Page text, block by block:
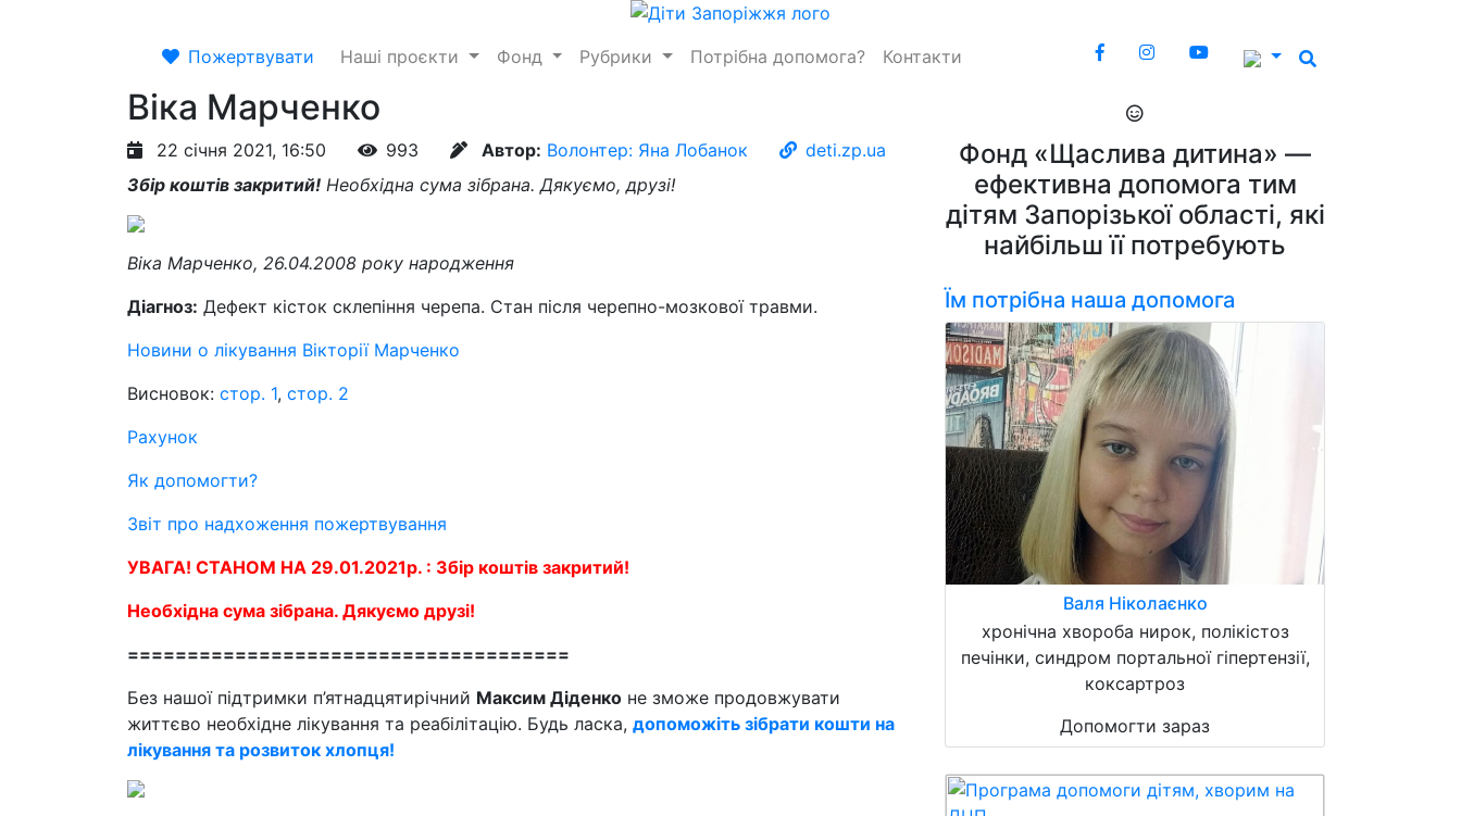
Пожертвувати Наші проєкти Фонд Рубрики Потрібна допомога? Контакти
Віка Марченко
22 січня 2021, 16:50 993 Автор: Волонтер: Яна Лобанок
deti.zp.ua
Збір коштів закритий! Необхідна сума зібрана. Дякуємо, друзі!
Віка Марченко, 26.04.2008 року народження
Діагноз: Дефект кісток склепіння черепа. Стан після черепно-мозкової травми.
Новини о лікування Вікторії Марченко
Висновок: стор. 1, стор. 2
Рахунок
Як допомогти?
Звіт про надхоження пожертвування
УВАГА! СТАНОМ НА 29.01.2021р. : Збір коштів закритий!
Необхідна сума зібрана. Дякуємо друзі!
=====================================
Без нашої підтримки п’ятнадцятирічний Максим Діденко не зможе продовжувати
життєво необхідне лікування та реабілітацію. Будь ласка, допоможіть зібрати кошти на
лікування та розвиток хлопця!
Фонд «Щаслива дитина» —
ефективна допомога тим
дітям Запорізької області, які
найбільш її потребують
Їм потрібна наша допомога
Валя Ніколаєнко
хронічна хвороба нирок, полікістоз
печінки, синдром портальної гіпертензії,
коксартроз
Допомогти зараз